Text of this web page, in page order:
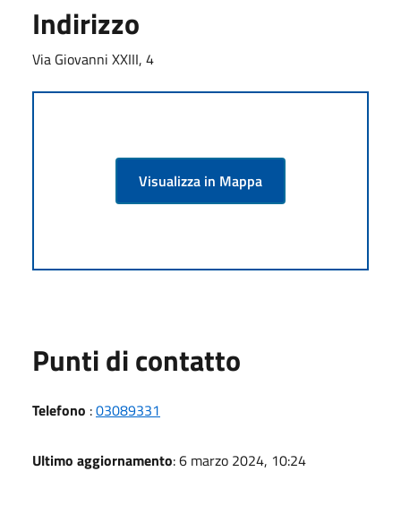
Indirizzo
Via Giovanni XXIII, 4
Visualizza in Mappa
Punti di contatto
Telefono :03089331
Ultimo aggiornamento: 6 marzo 2024, 10:24